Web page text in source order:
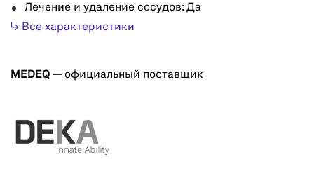
Лечение и удаление сосудов: Да
↳ Все характеристики
MEDEQ — официальный поставщик